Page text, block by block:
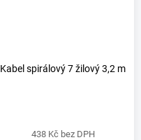
Kabel spirálový 7 žilový 3,2 m
438 Kč bez DPH